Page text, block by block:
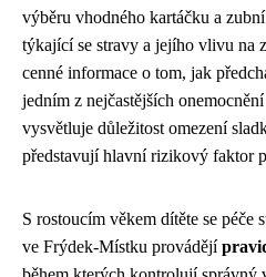
výběru vhodného kartáčku a
týkající se stravy a jejího vlivu na
cenné informace o tom, jak
jedním z nejčastějších
vysvětluje důležitost omezení
představují hlavní rizikový faktor
S rostoucím věkem dítěte se
ve Frýdek-Místku provádějí